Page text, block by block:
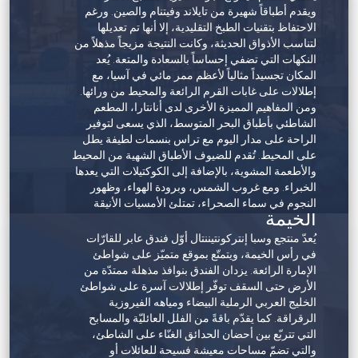
ويقدم أطباقاً شهيرة من تايلاند وفيتنام والصين. ورغم
الاحتفاظ بتقنيات الطبخ التقليدية، إلا أنها تم تعديلها
لتناسب الأذواق الحديثة، وكانت النتيجة مزيجاً مذهلاً من
النكهات التي تضفي إحساساً بالسعادة والمتعة. يُعد
المكان تجسيداً مثالياً لأعظم ممر مائي في آسيا، مع
إطلالات على غابات القرم الرائعة والمحيط من ورائها.
ومن المفاهيم المميزة الأخرى لدى أنانتارا، المطعم
الشاطئي بأطباق البحر المتوسط، الذي يسعى لتوفير
الراحة على مدار اليوم مع تراس بنسمات لطيفة يطل
على المحيط. تُقدم للضيوف الأطباق الشهية من المحيط
والأطعمة المشوية، بالإضافة إلى الكوكتيلات التي يعدها
الخبراء. ومع غروب الشمس، وبرودة الهواء، وظهور
النجوم في سماء الصحراء، تمتلئ الأمسيات الأنيقة
بإيقاعات الدي جي والشيشة.
وسائل الترفيه
تشمل مرافق المنتجع ذات المستوى العالمي؛ مسبح
وصالة ألعاب رياضية وجناح يوجا ونوادي للأطفال
والمراهقين وملعب بادل. ومع المياه التي تحيط بها من
ثلاث جهات، فإنها توفر فرصاً لا حصر لها لخوض
مغامرات المحيط، بداية من التجديف الهادئ وسط
غابات أشجار القرم، إلى رحلة فاخرة باليخت بحثًا عن
الدلافين.
منتجع وسبا إنتركونتيننتال رأس
الخيمة
يُعدّ منتجع وسبا إنتركونتيننتال أوّل فندق عابر للقارّات
في رأس الخيمة، ويتمتّع بموقع متميّز على شواطئ
الإمارة الرائعة. يزدان الفندق بنوافذ مذهلة ممتدّة من
الأرض حتى السقف توفّر إطلالات آسرة على شواطئ
الخليج العربي الرملية البيضاء ومياهه الفيروزية
الرقراقة. كما يقدّم باقةً من الفلل العائليّة والمسابح
التي تتربّع بين أحضان الحدائق الغنّاء على الشاطئ،
والتي تضمّ مساحات معيشة فسيحة للعائلات أو